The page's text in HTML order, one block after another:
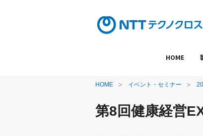
HOME
HOME イベント・セミナー
第8回健康経営